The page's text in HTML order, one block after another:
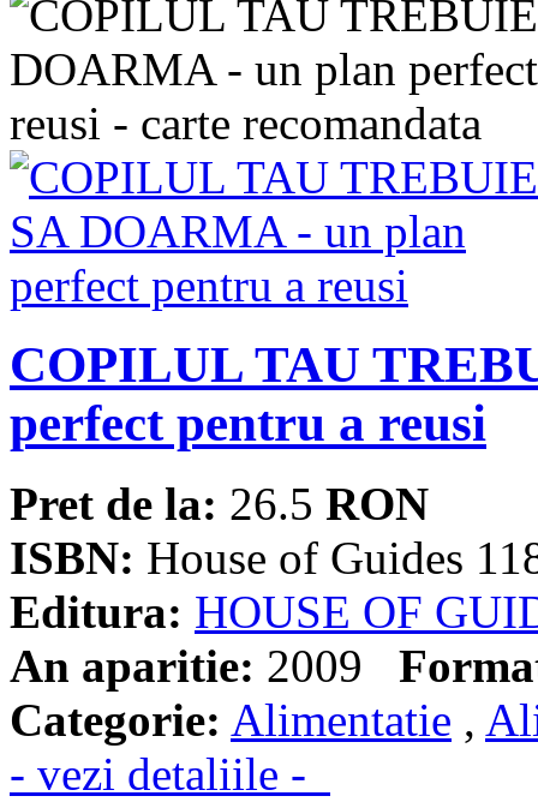
COPILUL TAU
perfect pentru a reusi
Pret de la: 26.5 RON
ISBN: House of Guides
Editura: HOUSE OF
An aparitie: 2009
Categorie: Alimentatie ,
- vezi detaliile -